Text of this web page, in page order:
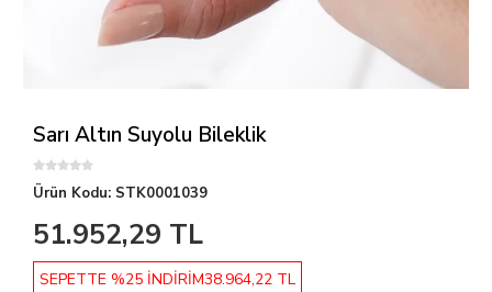
Sarı Altın Suyolu Bileklik
Ürün Kodu: STK0001039
51.952,29 TL
SEPETTE %25 İNDİRİM38.964,22 TL